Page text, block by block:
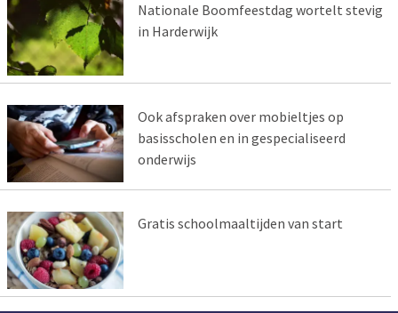
Nationale Boomfeestdag wortelt stevig
in Harderwijk
Ook afspraken over mobieltjes op
basisscholen en in gespecialiseerd
onderwijs
Gratis schoolmaaltijden van start